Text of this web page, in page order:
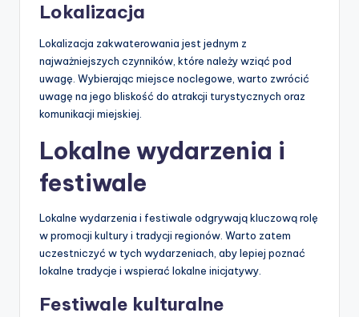
Lokalizacja
Lokalizacja zakwaterowania jest jednym z
najważniejszych czynników, które należy wziąć pod
uwagę. Wybierając miejsce noclegowe, warto zwrócić
uwagę na jego bliskość do atrakcji turystycznych oraz
komunikacji miejskiej.
Lokalne wydarzenia i
festiwale
Lokalne wydarzenia i festiwale odgrywają kluczową rolę
w promocji kultury i tradycji regionów. Warto zatem
uczestniczyć w tych wydarzeniach, aby lepiej poznać
lokalne tradycje i wspierać lokalne inicjatywy.
Festiwale kulturalne